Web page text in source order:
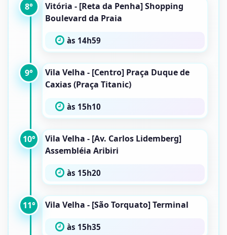
8°
Vitória - [Reta da Penha] Shopping
Boulevard da Praia
às 14h59
9°
Vila Velha - [Centro] Praça Duque de
Caxias (Praça Titanic)
às 15h10
10°
Vila Velha - [Av. Carlos Lidemberg]
Assembléia Aribiri
às 15h20
11° Vila Velha - [São Torquato] Terminal
às 15h35